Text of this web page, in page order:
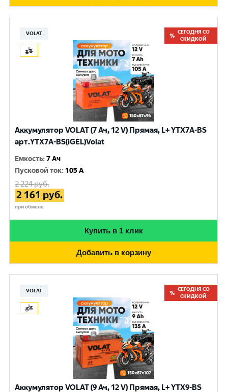
VOLAT
СЕГОДНЯ СО
СКИДКОЙ
Аккумулятор VOLAT (7 Ач, 12 V) Прямая, L+ YTX7A-BS
арт.YTX7A-BS(iGEL)Volat
Емкость:7 Ач
Пусковой ток: 105 A
2 224руб.
2 161 руб.
при обмене
Купить в 1 клик
Добавить в корзину
VOLAT
СЕГОДНЯ СО
СКИДКОЙ
Аккумулятор VOLAT (9 Ач, 12 V) Прямая, L+ YTX9-BS